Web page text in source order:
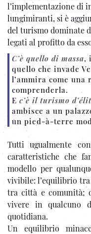
l’implementazione di
lungimiranti, si è
del turismo dominate
legati al profitto da
C’è quello di massa,
quello che invade
l’ammira come una
comprenderla.
E c’è il turismo
ambisce a un
un pied-à-terre
Tutti ugualmente
caratteristiche che
modello per
vivibile: l’equilibrio
tra città e comunità;
vivere in qualcuno
quotidiana.
Un equilibrio